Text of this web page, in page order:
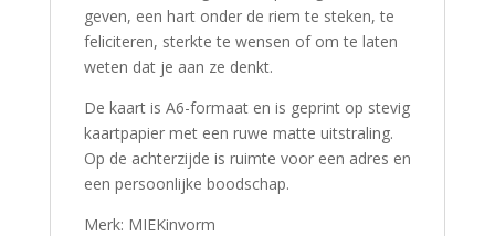
geven, een hart onder de riem te steken, te
feliciteren, sterkte te wensen of om te laten
weten dat je aan ze denkt.
De kaart is A6-formaat en is geprint op stevig
kaartpapier met een ruwe matte uitstraling.
Op de achterzijde is ruimte voor een adres en
een persoonlijke boodschap.
Merk: MIEKinvorm